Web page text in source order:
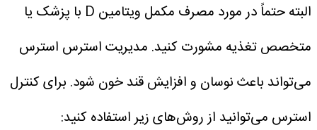
البته حتماً در مورد مصرف مکمل ویتامین D با پزشک یا
متخصص تغذیه مشورت کنید. مدیریت استرس استرس
می‌تواند باعث نوسان و افزایش قند خون شود. برای کنترل
استرس می‌توانید از روش‌های زیر استفاده کنید: